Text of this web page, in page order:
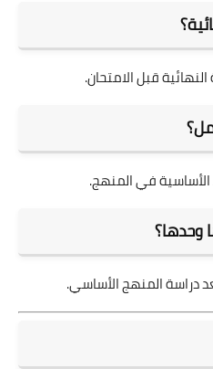
قبل الامتحان.
الأساسية في المنهج.
وحدها؟
دراسة المنهج الأساسي.